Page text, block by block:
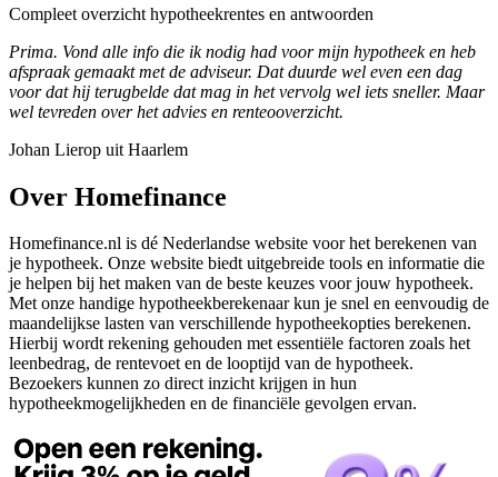
Compleet overzicht hypotheekrentes en antwoorden
Prima. Vond alle info die ik nodig had voor mijn hypotheek en heb
afspraak gemaakt met de adviseur. Dat duurde wel even een dag
voor dat hij terugbelde dat mag in het vervolg wel iets sneller. Maar
wel tevreden over het advies en renteooverzicht.
Johan Lierop uit Haarlem
Over Homefinance
Homefinance.nl is dé Nederlandse website voor het berekenen van
je hypotheek. Onze website biedt uitgebreide tools en informatie die
je helpen bij het maken van de beste keuzes voor jouw hypotheek.
Met onze handige hypotheekberekenaar kun je snel en eenvoudig de
maandelijkse lasten van verschillende hypotheekopties berekenen.
Hierbij wordt rekening gehouden met essentiële factoren zoals het
leenbedrag, de rentevoet en de looptijd van de hypotheek.
Bezoekers kunnen zo direct inzicht krijgen in hun
hypotheekmogelijkheden en de financiële gevolgen ervan.